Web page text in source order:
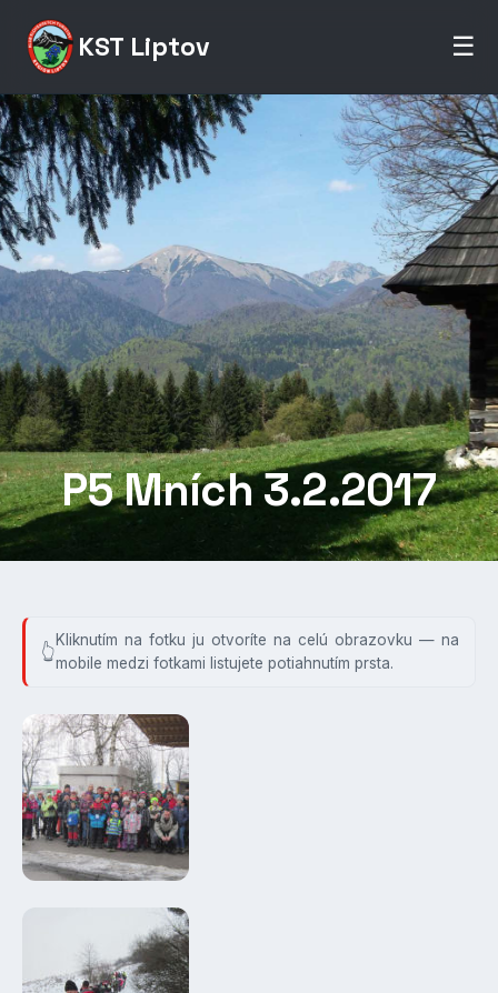
KST Liptov ☰
P5 Mních 3.2.2017
Kliknutím na fotku ju otvoríte na celú obrazovku — na
mobile medzi fotkami listujete potiahnutím prsta.